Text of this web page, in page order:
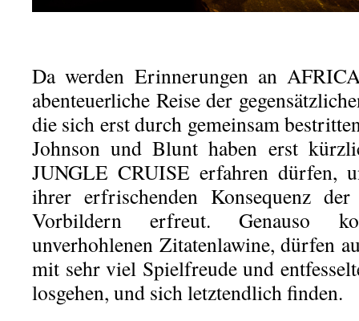
Da werden Erinnerungen an
abenteuerliche Reise der
die sich erst durch gemeinsam
Johnson und Blunt haben erst
JUNGLE CRUISE erfahren dürfen,
ihrer erfrischenden Konsequenz
Vorbildern erfreut. Genauso
unverhohlenen Zitatenlawine, dürfen
mit sehr viel Spielfreude und
losgehen, und sich letztendlich finden.